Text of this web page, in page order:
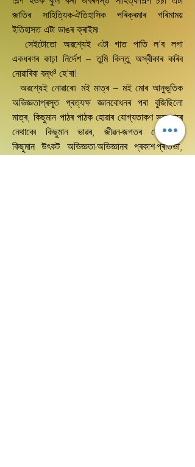
জাতিৰ সাহিত্যিক-ঐতিহাসিক পৰিক্ৰমাৰ গৰিমাময়
ইতিহাসত এটা ডাঙৰ ক্ৰাইম৷
সেইটোতো অৱশ্যেই এটা গাত পাতি ল’ব লগা
একধৰণৰ কাঢ়া নিৰ্দেশ – তুমি কিন্তু অস্বীকাৰ কৰিব
নোৱাৰিবা বন্ধ³ হে’ৰা!
অৱশ্যেই নোৱাৰো৷ মই মাত্ৰ – মই মোৰ আনুভূতিক
অভিজ্ঞতাপ্ৰসূত প্ৰত্যক্ষ জ্ঞানবোধনৰ পৰা বুজিছিলো
মাত্ৰ, কিছুমান পাঠৰ পাঠক হোৱাৰ যোগ্যতাকণ সকলোৰে
নেথাকে৷ কিছুমান ভাৱৰ, জীৱন-জগতৰ দোমোজাত
কিছুমান উৎকট অভিজ্ঞতা-অভিজ্ঞানৰ প্ৰকাশ-প্ৰতিভা,